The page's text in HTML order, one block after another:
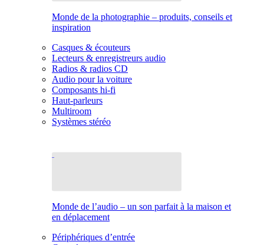
Monde de la photographie – produits, conseils et
inspiration
Casques & écouteurs
Lecteurs & enregistreurs audio
Radios & radios CD
Audio pour la voiture
Composants hi-fi
Haut-parleurs
Multiroom
Systèmes stéréo
Monde de l’audio – un son parfait à la maison et
en déplacement
Périphériques d’entrée